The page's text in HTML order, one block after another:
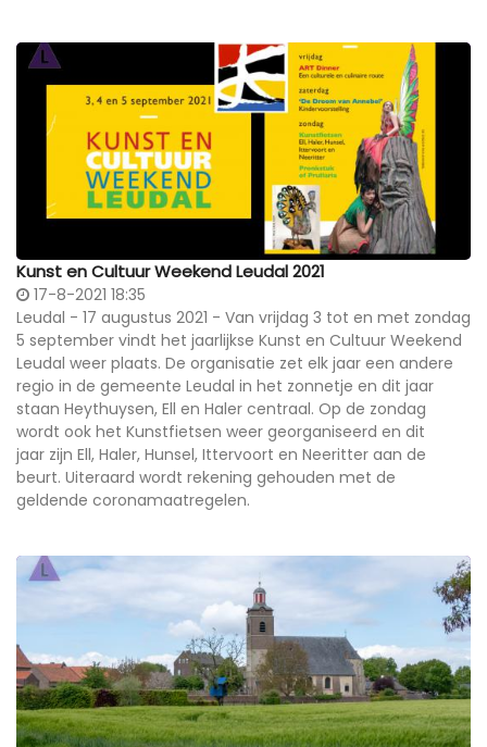
Kunst en Cultuur Weekend Leudal 2021
17-8-2021 18:35
Leudal - 17 augustus 2021 - Van vrijdag 3 tot en met zondag
5 september vindt het jaarlijkse Kunst en Cultuur Weekend
Leudal weer plaats. De organisatie zet elk jaar een andere
regio in de gemeente Leudal in het zonnetje en dit jaar
staan Heythuysen, Ell en Haler centraal. Op de zondag
wordt ook het Kunstfietsen weer georganiseerd en dit
jaar zijn Ell, Haler, Hunsel, Ittervoort en Neeritter aan de
beurt. Uiteraard wordt rekening gehouden met de
geldende coronamaatregelen.